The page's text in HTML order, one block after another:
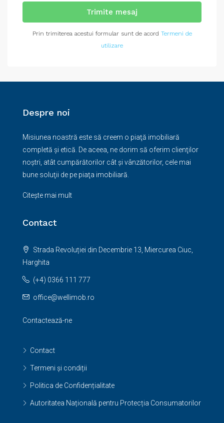
Trimite mesaj
Prin trimiterea acestui formular sunt de acord Termeni de
utilizare
Despre noi
Misiunea noastră este să creem o piaţă imobiliară
completă şi etică. De aceea, ne dorim să oferim clienţilor
noştri, atât cumpărătorilor cât şi vânzătorilor, cele mai
bune soluţii de pe piaţa imobiliară.
Citește mai mult
Contact
Strada Revoluției din Decembrie 13, Miercurea Ciuc,
Harghita
(+4) 0366 111 777
office@wellimob.ro
Contactează-ne
Contact
Termeni și condiții
Politica de Confidențialitate
Autoritatea Națională pentru Protecția Consumatorilor